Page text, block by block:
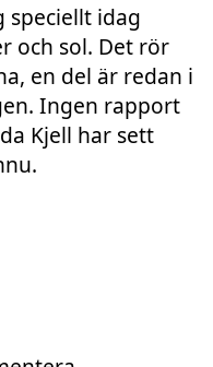
speciellt idag
och sol. Det rör
en del är redan i
Ingen rapport
Kjell har sett